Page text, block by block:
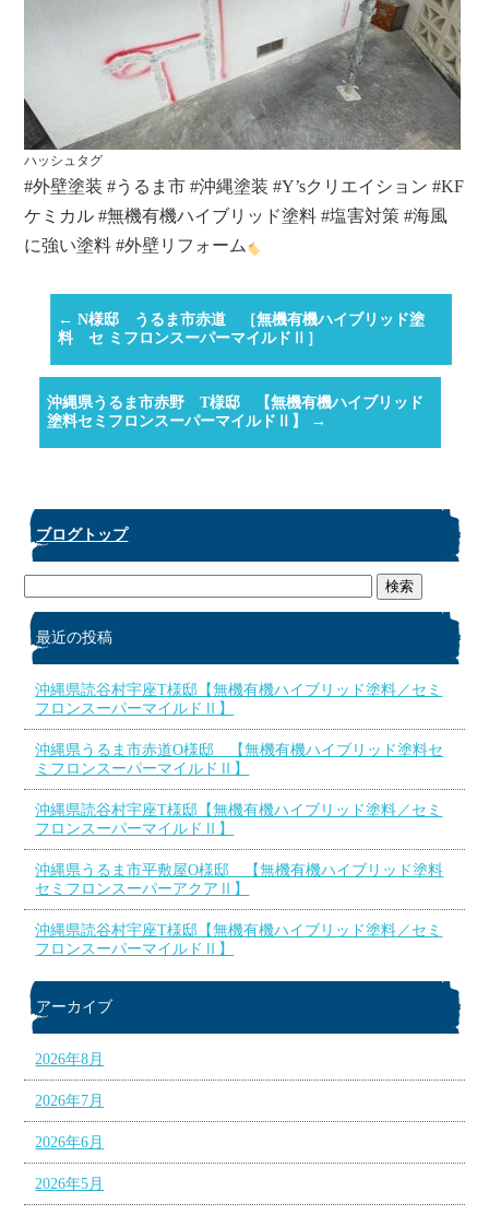
ハッシュタグ
#外壁塗装 #うるま市 #沖縄塗装 #Y’sクリエイション #KF
ケミカル #無機有機ハイブリッド塗料 #塩害対策 #海風
に強い塗料 #外壁リフォーム
← N様邸 うるま市赤道 ［無機有機ハイブリッド塗
料 セ ミフロンスーパーマイルドⅡ］
沖縄県うるま市赤野 T様邸 【無機有機ハイブリッド
塗料セミフロンスーパーマイルドⅡ】
→
ブログトップ
最近の投稿
沖縄県読谷村宇座T様邸【無機有機ハイブリッド塗料／セミ
フロンスーパーマイルドⅡ】
沖縄県うるま市赤道O様邸 【無機有機ハイブリッド塗料セ
ミフロンスーパーマイルドⅡ】
沖縄県読谷村宇座T様邸【無機有機ハイブリッド塗料／セミ
フロンスーパーマイルドⅡ】
沖縄県うるま市平敷屋O様邸 【無機有機ハイブリッド塗料
セミフロンスーパーアクアⅡ】
沖縄県読谷村宇座T様邸【無機有機ハイブリッド塗料／セミ
フロンスーパーマイルドⅡ】
アーカイブ
2026年8月
2026年7月
2026年6月
2026年5月